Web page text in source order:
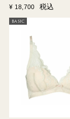
¥ 18,700 税込
BASIC